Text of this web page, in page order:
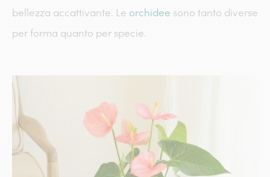
bellezza accattivante. Le orchidee sono tanto diverse
per forma quanto per specie.